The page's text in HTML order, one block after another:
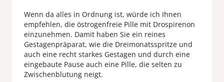
Wenn da alles in Ordnung ist, würde ich Ihnen
empfehlen, die östrogenfreie Pille mit Drospirenon
einzunehmen. Damit haben Sie ein reines
Gestagenpräparat, wie die Dreimonatsspritze und
auch eine recht starkes Gestagen und durch eine
eingebaute Pause auch eine Pille, die selten zu
Zwischenblutung neigt.